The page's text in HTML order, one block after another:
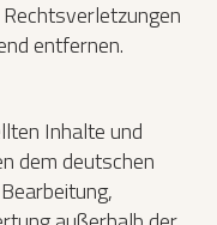
entfernen.
Inhalte und
dem deutschen